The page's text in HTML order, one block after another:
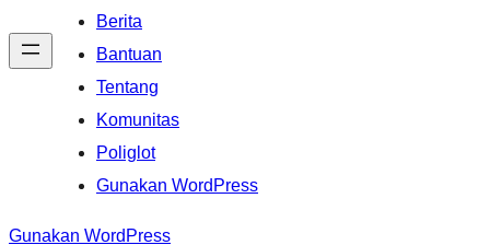
Berita
Bantuan
Tentang
Komunitas
Poliglot
Gunakan WordPress
Gunakan WordPress